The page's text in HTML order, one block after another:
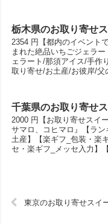
栃木県のお取り寄せ
2354 円【都内のイベント
まれた絶品いちごジェラ
ェラート/那須アイス/手作
取り寄せ/お土産/お彼岸/父
千葉県のお取り寄せ
2000 円【お取り寄せスイ
サマロ、コヒマロ』【ラ
土産】【楽ギフ_包装・楽
セ・楽ギフ_メッセ入力】
東京のお取り寄せスイ